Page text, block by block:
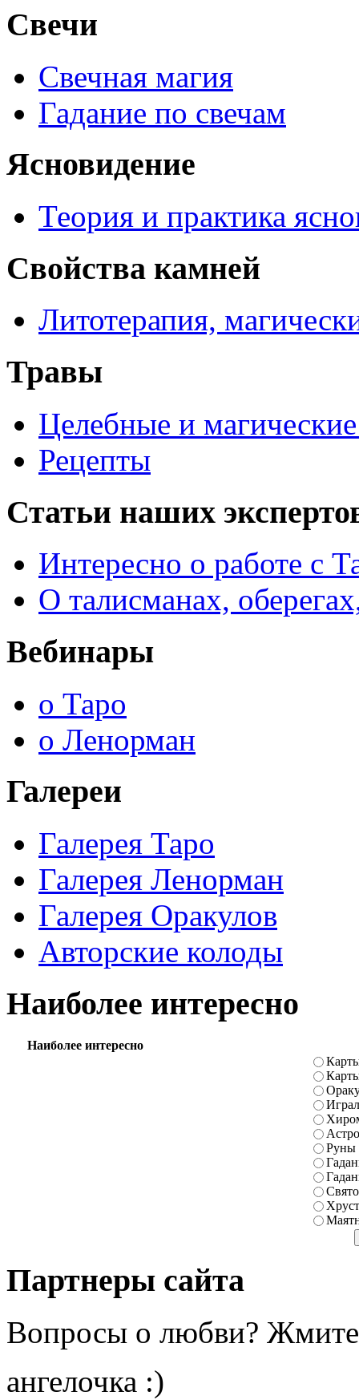
Свечи
Свечная магия
Гадание по свечам
Ясновидение
Теория и практика
Свойства камней
Литотерапия,
Травы
Целебные и магические
Рецепты
Статьи наших
Интересно о работе с
О талисманах,
Вебинары
о Таро
о Ленорман
Галереи
Галерея Таро
Галерея Ленорман
Галерея Оракулов
Авторские колоды
Наиболее интересно
Наиболее интересно
Руны
Партнеры сайта
Вопросы о любви?
ангелочка :)